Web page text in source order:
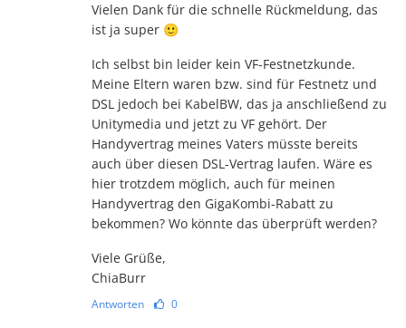
Vielen Dank für die schnelle Rückmeldung, das
ist ja super 🙂
Ich selbst bin leider kein VF-Festnetzkunde.
Meine Eltern waren bzw. sind für Festnetz und
DSL jedoch bei KabelBW, das ja anschließend zu
Unitymedia und jetzt zu VF gehört. Der
Handyvertrag meines Vaters müsste bereits
auch über diesen DSL-Vertrag laufen. Wäre es
hier trotzdem möglich, auch für meinen
Handyvertrag den GigaKombi-Rabatt zu
bekommen? Wo könnte das überprüft werden?
Viele Grüße,
ChiaBurr
Antworten 0